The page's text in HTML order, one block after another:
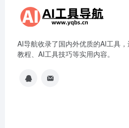
AI导航收录了国内外优质的AI工具
教程、AI工具技巧等实用内容。